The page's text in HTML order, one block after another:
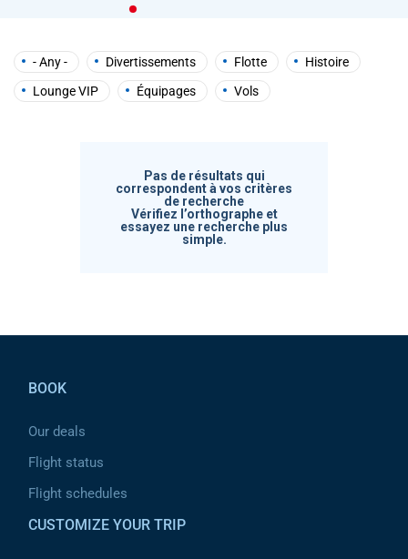
and
interact
with
the
content.
- Any - Divertissements Flotte
Histoire
Lounge VIP
Équipages Vols
Pas de résultats qui
correspondent à vos critères
de recherche
Vérifiez l’orthographe et
essayez une recherche plus
simple.
BOOK
Our deals
Flight status
Flight schedules
CUSTOMIZE YOUR TRIP